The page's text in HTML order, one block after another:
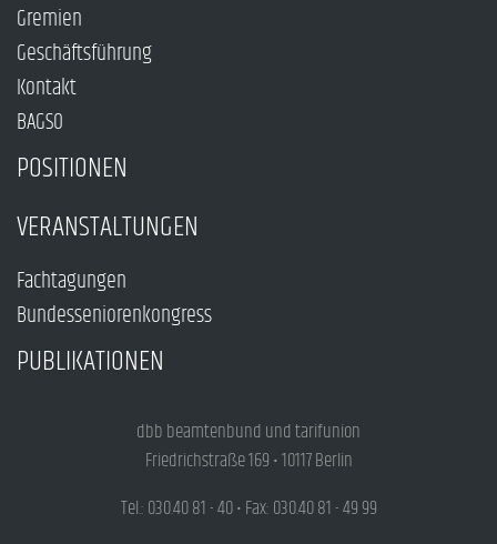
Gremien
Geschäftsführung
Kontakt
BAGSO
POSITIONEN
VERANSTALTUNGEN
Fachtagungen
Bundesseniorenkongress
PUBLIKATIONEN
dbb beamtenbund und tarifunion
Friedrichstraße 169 • 10117 Berlin
Tel.: 030.40 81 - 40 • Fax: 030.40 81 - 49 99